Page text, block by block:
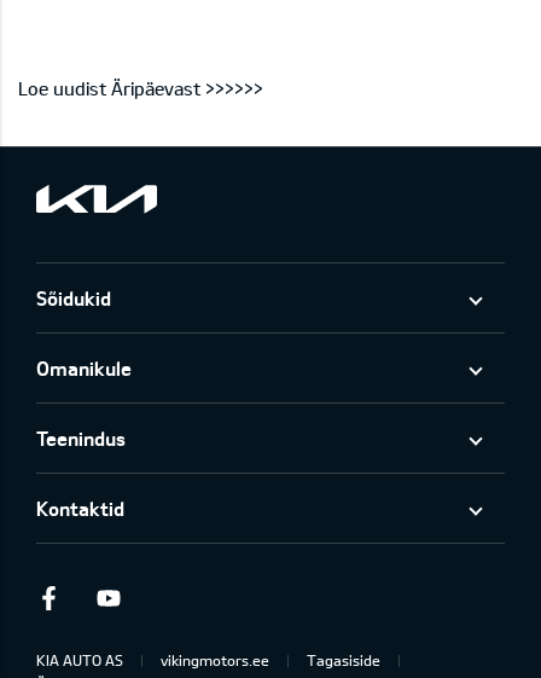
Loe uudist Äripäevast >>>>>>
Sõidukid
Omanikule
Teenindus
Kontaktid
Facebook
KIA AUTO AS vikingmotors.ee
Tagasiside